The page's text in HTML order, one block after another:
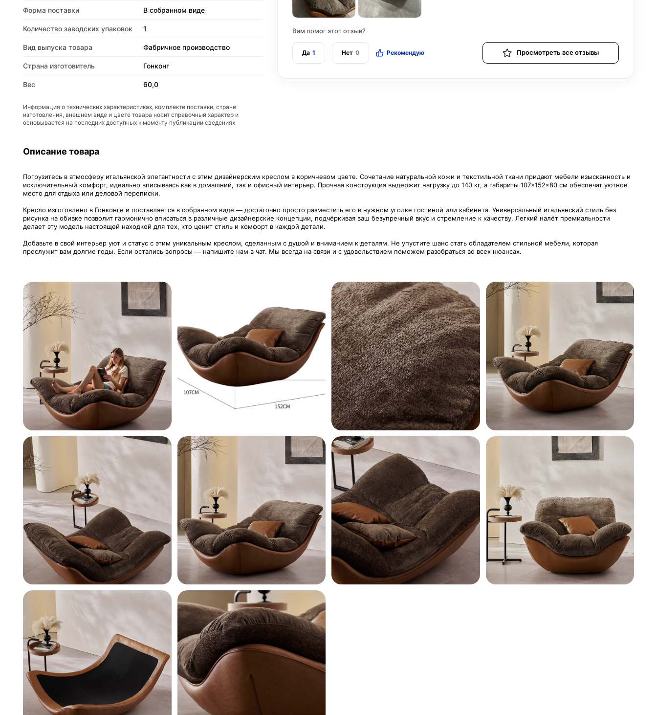
Форма поставки В собранном виде
Количество заводских упаковок 1
Вид выпуска товара Фабричное производство
Страна изготовитель Гонконг
Вес 60,0
Информация о технических характеристиках, комплекте поставки, стране
изготовления, внешнем виде и цвете товара носит справочный характер и
основывается на последних доступных к моменту публикации сведениях
Вам помог этот отзыв?
Да 1 Нет 0 Рекомендую Просмотреть все отзывы
Описание товара
Погрузитесь в атмосферу итальянской элегантности с этим дизайнерским креслом в коричневом цвете. Сочетание натуральной кожи и текстильной ткани придают мебели изысканность и
исключительный комфорт, идеально вписываясь как в домашний, так и офисный интерьер. Прочная конструкция выдержит нагрузку до 140 кг, а габариты 107×152×80 см обеспечат уютное
место для отдыха или деловой переписки.
Кресло изготовлено в Гонконге и поставляется в собранном виде — достаточно просто разместить его в нужном уголке гостиной или кабинета. Универсальный итальянский стиль без
рисунка на обивке позволит гармонично вписаться в различные дизайнерские концепции, подчёркивая ваш безупречный вкус и стремление к качеству. Легкий налёт премиальности
делает эту модель настоящей находкой для тех, кто ценит стиль и комфорт в каждой детали.
Добавьте в свой интерьер уют и статус с этим уникальным креслом, сделанным с душой и вниманием к деталям. Не упустите шанс стать обладателем стильной мебели, которая
прослужит вам долгие годы. Если остались вопросы — напишите нам в чат. Мы всегда на связи и с удовольствием поможем разобраться во всех нюансах.